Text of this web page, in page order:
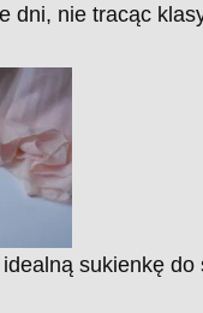
dni, nie tracąc
sukienkę do